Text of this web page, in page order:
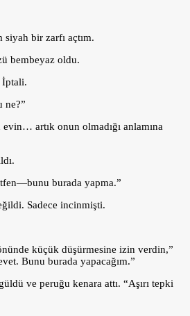
siyah bir zarfı açtım.
bembeyaz oldu.
İptali.
ne?”
evin… artık onun olmadığı anlamına
burada yapma.”
Sadece incinmişti.
küçük düşürmesine izin verdin,”
Bunu burada yapacağım.”
ve peruğu kenara attı. “Aşırı tepki